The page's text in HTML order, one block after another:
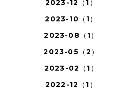
2023-12（1）
2023-10（1）
2023-08（1）
2023-05（2）
2023-02（1）
2022-12（1）